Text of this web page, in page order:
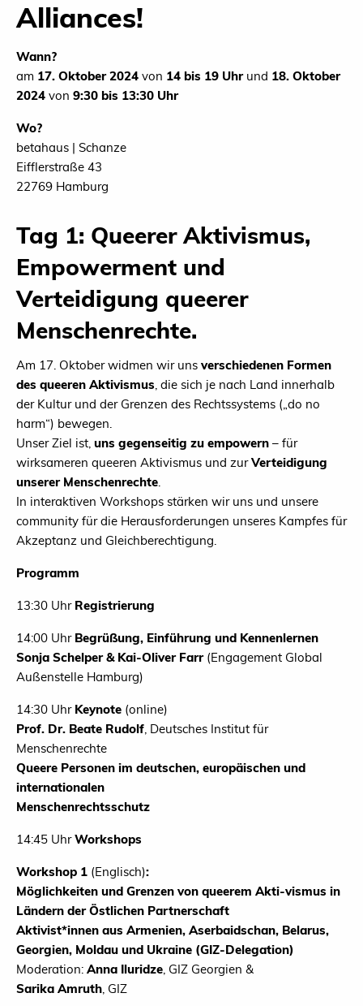
Alliances!
Wann?
am 17. Oktober 2024 von 14 bis 19 Uhrund 18. Oktober
2024 von 9:30 bis 13:30 Uhr
Wo?
betahaus | Schanze
Eifflerstraße 43
22769 Hamburg
Tag 1: Queerer Aktivismus,
Empowerment und
Verteidigung queerer
Menschenrechte.
Am 17. Oktober widmen wir uns verschiedenen Formen
des queeren Aktivismus , die sich je nach Land innerhalb
der Kultur und der Grenzen des Rechtssystems („do no
harm“) bewegen.
Unser Ziel ist, uns gegenseitig zu empowern – für
wirksameren queeren Aktivismus und zurVerteidigung
unserer Menschenrechte
In interaktiven Workshops stärken wir uns und unsere
community für die Herausforderungen unseres Kampfes für
Akzeptanz und Gleichberechtigung.
Programm
13:30 Uhr Registrierung
14:00 Uhr Begrüßung, Einführung und Kennenlernen
Sonja Schelper & Kai-Oliver Farr(Engagement Global
Außenstelle Hamburg)
14:30 Uhr Keynote (online)
Prof. Dr. Beate Rudolf , Deutsches Institut für
Menschenrechte
Queere Personen im deutschen, europäischen und
internationalen
Menschenrechtsschutz
14:45 UhrWorkshops
Workshop 1 (Englisch):
Möglichkeiten und Grenzen von queerem Akti-vismus in
Ländern der Östlichen Partnerschaft
Aktivist*innen aus Armenien, Aserbaidschan, Belarus,
Georgien, Moldau und Ukraine (GIZ-Delegation)
Moderation: Anna Iluridze , GIZ Georgien &
Sarika Amruth , GIZ